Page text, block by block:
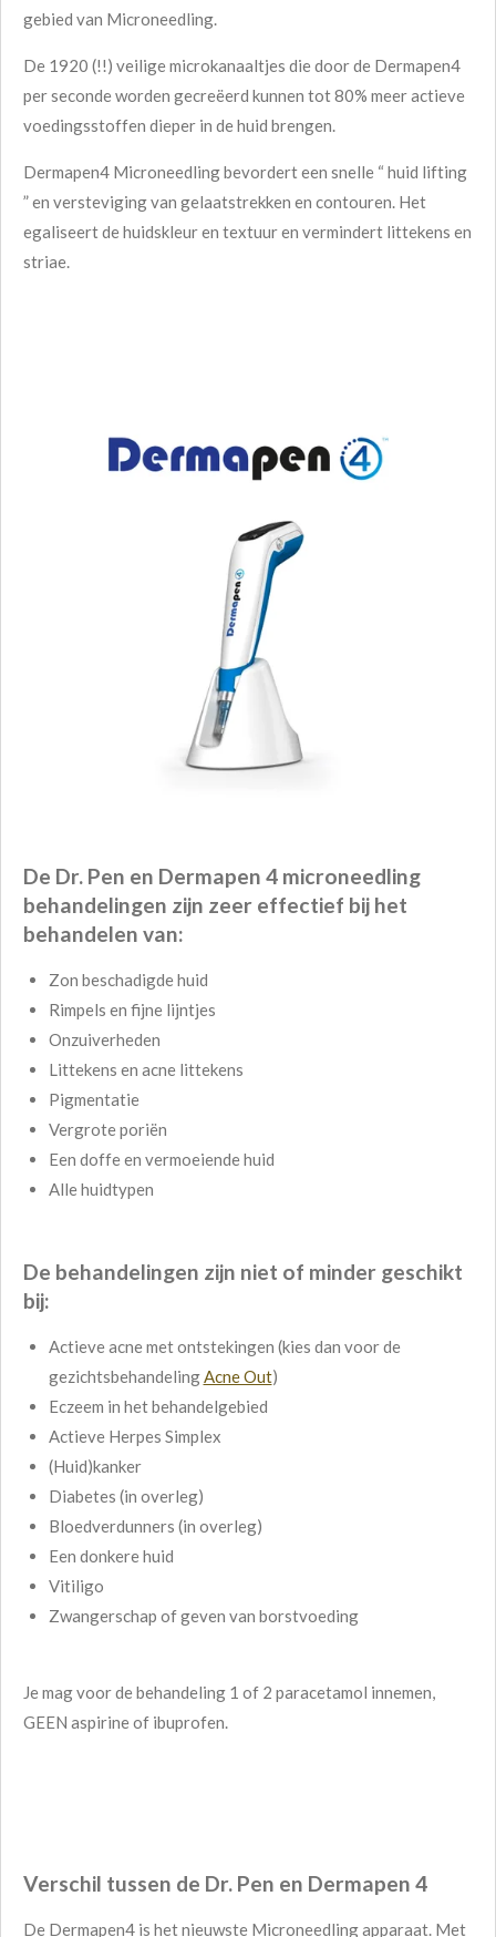
gebied van Microneedling.
De 1920 (!!) veilige microkanaaltjes die door de Dermapen4
per seconde worden gecreëerd kunnen tot 80% meer actieve
voedingsstoffen dieper in de huid brengen.
Dermapen4 Microneedling bevordert een snelle “ huid lifting
” en versteviging van gelaatstrekken en contouren. Het
egaliseert de huidskleur en textuur en vermindert littekens en
striae.
De Dr. Pen en Dermapen 4 microneedling
behandelingen zijn zeer effectief bij het
behandelen van:
Zon beschadigde huid
Rimpels en fijne lijntjes
Onzuiverheden
Littekens en acne littekens
Pigmentatie
Vergrote poriën
Een doffe en vermoeiende huid
Alle huidtypen
De behandelingen zijn niet of minder geschikt
bij:
Actieve acne met ontstekingen (kies dan voor de
gezichtsbehandelingAcne Out)
Eczeem in het behandelgebied
Actieve Herpes Simplex
(Huid)kanker
Diabetes (in overleg)
Bloedverdunners (in overleg)
Een donkere huid
Vitiligo
Zwangerschap of geven van borstvoeding
Je mag voor de behandeling 1 of 2 paracetamol innemen,
GEEN aspirine of ibuprofen.
Verschil tussen de Dr. Pen en Dermapen 4
De Dermapen4 is het nieuwste Microneedling apparaat. Met